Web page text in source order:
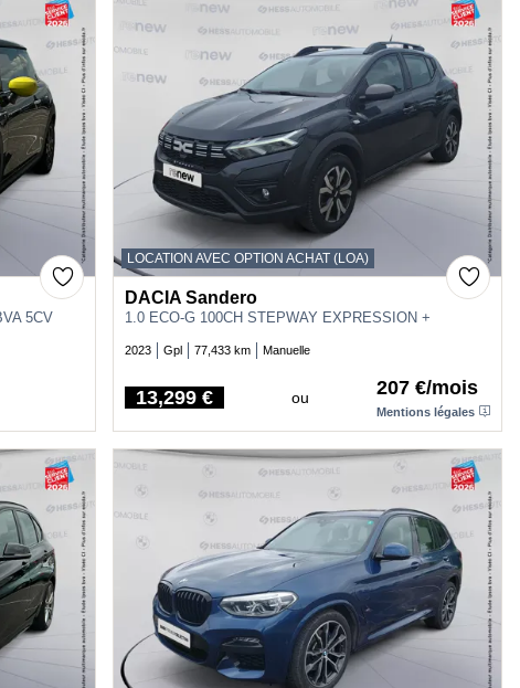
5CV
LOCATION AVEC OPTION ACHAT (LOA)
DACIA Sandero
1.0 ECO-G 100CH STEPWAY EXPRESSION +
2023 Gpl 77,433 km Manuelle
Price
13,299 € ou 207 €/mois
Mentions légales